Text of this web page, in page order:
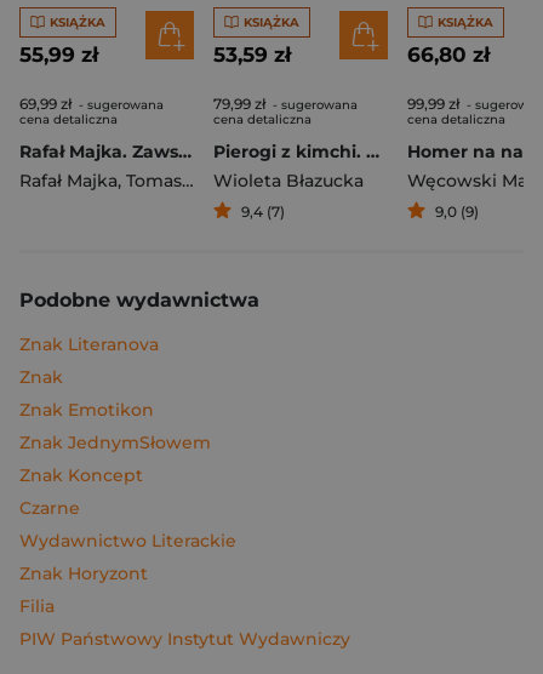
KSIĄŻKA
55,99 zł
69,99 zł - sugerowana
cena detaliczna
Rafał Majka. Zawsze z przodu. Rozmawia Tomasz Kalemba - książka z autografem
Rafał Majka, Tomasz Kalemba
KSIĄŻKA
53,59 zł
79,99 zł - sugerowana
cena detaliczna
Pierogi z kimchi. Moje ulubione azjatyckie przepisy
Wioleta Błazucka
9,4 (7)
KSIĄŻKA
66,80 zł
99,99 zł -
cena detaliczna
Węcowski
9,0 (9)
Podobne wydawnictwa
Znak Literanova
Znak
Znak Emotikon
Znak JednymSłowem
Znak Koncept
Czarne
Wydawnictwo Literackie
Znak Horyzont
Filia
PIW Państwowy Instytut Wydawniczy